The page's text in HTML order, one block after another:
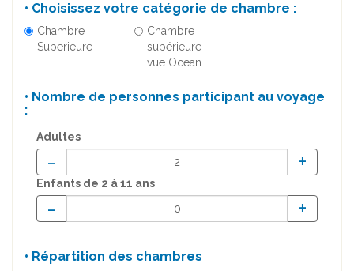
• Choisissez votre catégorie de chambre :
Chambre
Superieure
Chambre
supérieure
vue Ocean
• Nombre de personnes participant au voyage
:
Adultes
- +
Enfants de 2 à 11 ans
- +
• Répartition des chambres